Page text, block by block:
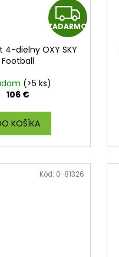
Z
A
O
ZADARMO
4-dielny OXY SKY
Football
(>5 ks)
106 €
KOŠÍKA
Kód: 0-81326